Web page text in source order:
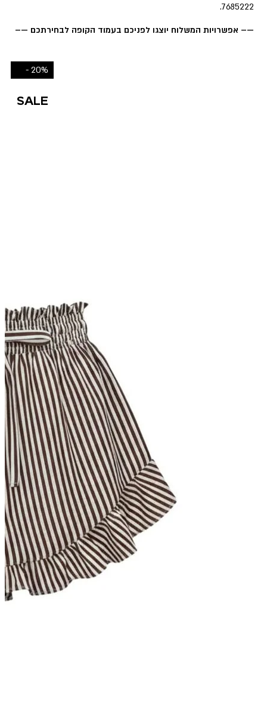
7685222.
—– אפשרויות המשלוח יוצגו לפניכם בעמוד הקופה לבחירתכם —–
20% -
SALE